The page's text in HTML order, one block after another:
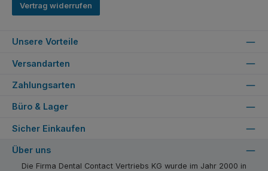
Vertrag widerrufen
Unsere Vorteile
Versandarten
Zahlungsarten
Büro & Lager
Sicher Einkaufen
Über uns
Die Firma Dental Contact Vertriebs KG wurde im Jahr 2000 in